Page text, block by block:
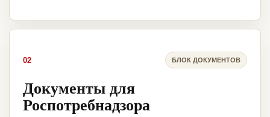
02 БЛОК ДОКУМЕНТОВ
Документы для
Роспотребнадзора